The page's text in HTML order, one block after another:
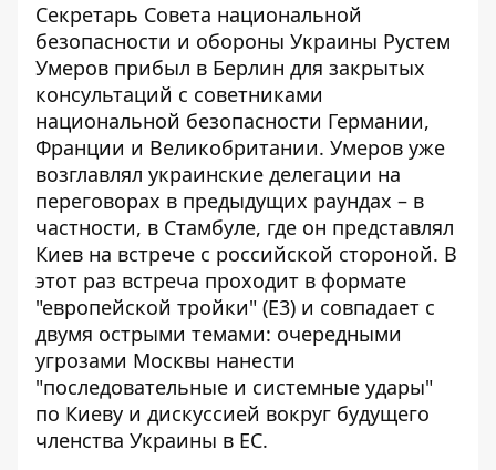
Секретарь Совета национальной
безопасности и обороны Украины Рустем
Умеров прибыл в Берлин для закрытых
консультаций с советниками
национальной безопасности Германии,
Франции и Великобритании. Умеров уже
возглавлял украинские делегации на
переговорах в предыдущих раундах – в
частности, в Стамбуле, где он представлял
Киев на встрече с российской стороной. В
этот раз встреча проходит в формате
"европейской тройки" (E3) и совпадает с
двумя острыми темами: очередными
угрозами Москвы нанести
"последовательные и системные удары"
по Киеву и дискуссией вокруг будущего
членства Украины в ЕС.